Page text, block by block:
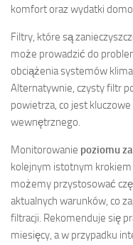
komfort oraz wydatki
Filtry, które są
może prowadzić do
obciążenia systemów
Alternatywnie, czysty filtr
powietrza, co jest
wewnętrznego.
Monitorowanie poziomu
kolejnym istotnym
możemy przystosować
aktualnych warunków, co
filtracji. Rekomenduje się
miesięcy, a w przypadku